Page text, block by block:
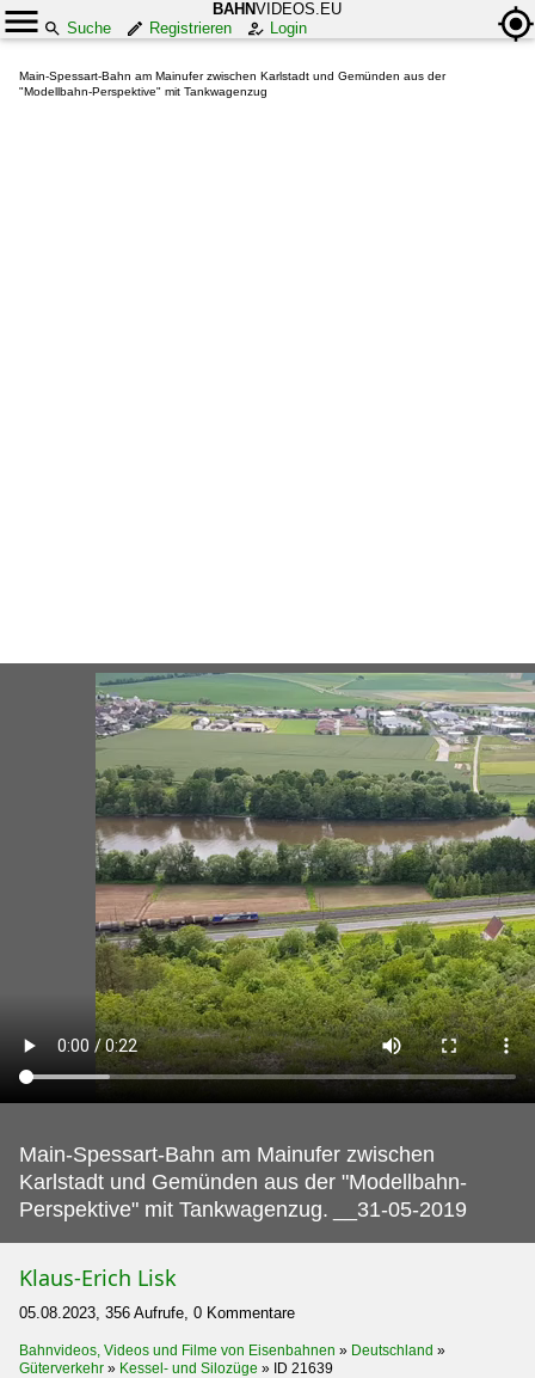
BAHNVIDEOS.EU
Suche
Registrieren Login
Main-Spessart-Bahn am Mainufer zwischen Karlstadt und Gemünden aus der
"Modellbahn-Perspektive" mit Tankwagenzug
Main-Spessart-Bahn am Mainufer zwischen
Karlstadt und Gemünden aus der "Modellbahn-
Perspektive" mit Tankwagenzug.
__31-05-2019
Klaus-Erich Lisk
05.08.2023, 356 Aufrufe, 0 Kommentare
Bahnvideos, Videos und Filme von Eisenbahnen » Deutschland »
Güterverkehr » Kessel- und Silozüge » ID 21639